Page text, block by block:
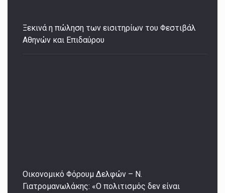
Ξεκινά η πώληση των εισιτηρίων του Φεστιβάλ
Αθηνών και Επιδαύρου
Οικονομικό Φόρουμ Δελφών – Ν.
Γιατρομανωλάκης: «Ο πολιτισμός δεν είναι